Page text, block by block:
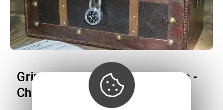
Grimpe et Cimes - Labyrinthes -
Chasse au Trésor